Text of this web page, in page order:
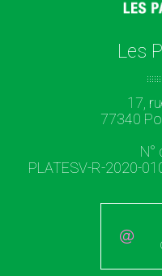
Les
17,
77340
N°
PLATESV-R-2020-